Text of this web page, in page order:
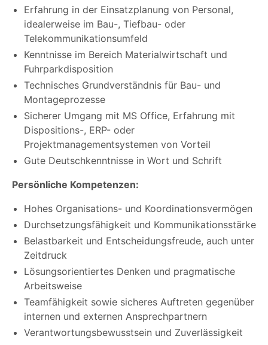
Erfahrung in der Einsatzplanung von Personal,
idealerweise im Bau-, Tiefbau- oder
Telekommunikationsumfeld
Kenntnisse im Bereich Materialwirtschaft und
Fuhrparkdisposition
Technisches Grundverständnis für Bau- und
Montageprozesse
Sicherer Umgang mit MS Office, Erfahrung mit
Dispositions-, ERP- oder
Projektmanagementsystemen von Vorteil
Gute Deutschkenntnisse in Wort und Schrift
Persönliche Kompetenzen:
Hohes Organisations- und Koordinationsvermögen
Durchsetzungsfähigkeit und Kommunikationsstärke
Belastbarkeit und Entscheidungsfreude, auch unter
Zeitdruck
Lösungsorientiertes Denken und pragmatische
Arbeitsweise
Teamfähigkeit sowie sicheres Auftreten gegenüber
internen und externen Ansprechpartnern
Verantwortungsbewusstsein und Zuverlässigkeit